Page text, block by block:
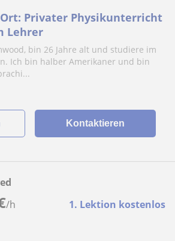
Privater Physikunterricht
Lehrer
bin 26 Jahre alt und studiere im
Ich bin halber Amerikaner und bin
Kontaktieren
/h 1. Lektion kostenlos